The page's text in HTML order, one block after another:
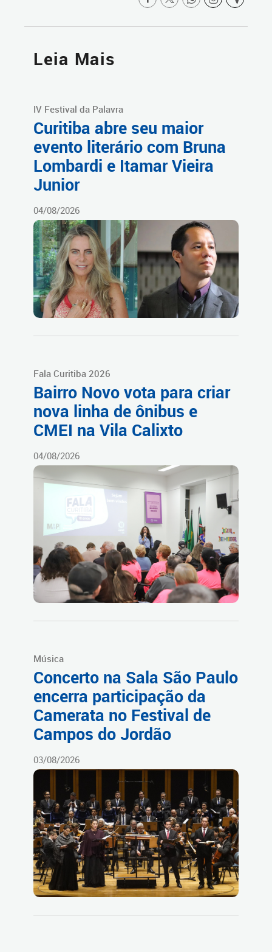
Leia Mais
IV Festival da Palavra
Curitiba abre seu maior
evento literário com Bruna
Lombardi e Itamar Vieira
Junior
04/08/2026
Fala Curitiba 2026
Bairro Novo vota para criar
nova linha de ônibus e
CMEI na Vila Calixto
04/08/2026
Música
Concerto na Sala São Paulo
encerra participação da
Camerata no Festival de
Campos do Jordão
03/08/2026